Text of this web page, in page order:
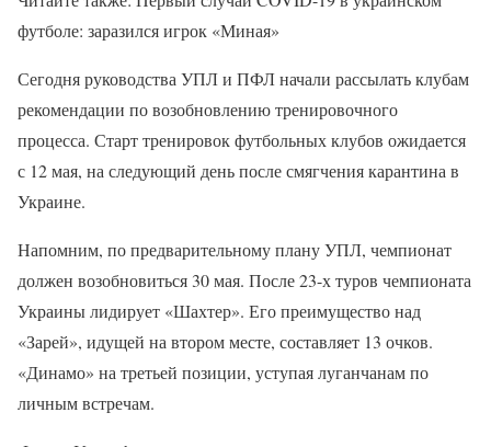
футболе: заразился игрок «Миная»
Сегодня руководства УПЛ и ПФЛ начали рассылать клубам
рекомендации по возобновлению тренировочного
процесса. Старт тренировок футбольных клубов ожидается
с 12 мая, на следующий день после смягчения карантина в
Украине.
Напомним, по предварительному плану УПЛ, чемпионат
должен возобновиться 30 мая. После 23-х туров чемпионата
Украины лидирует «Шахтер». Его преимущество над
«Зарей», идущей на втором месте, составляет 13 очков.
«Динамо» на третьей позиции, уступая луганчанам по
личным встречам.